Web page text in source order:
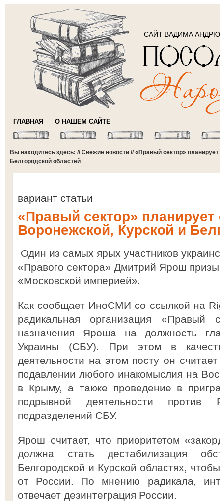
САЙТ ВАДИМА
ГЛАВНАЯ О НАШЕМ САЙТЕ
Вы находитесь здесь: //Свежие новости // «Правый сектор»
Белгородской областей
вариант статьи
«Правый сектор»
Воронежской, Курской и
Один из самых ярых участников
«Правого сектора» Дмитрий Ярош
«Московской империей».
Как сообщает ИноСМИ со ссылкой на
радикальная организация «Правый
назначения Яроша на должность
Украины (СБУ). При этом в
деятельности на этом посту он
подавлении любого инакомыслия на
в Крыму, а также проведение в
подрывной деятельности против
подразделений СБУ.
Ярош считает, что приоритетом
должна стать дестабилизация
Белгородской и Курской областях,
от России. По мнению радикала,
отвечает дезинтеграция России.